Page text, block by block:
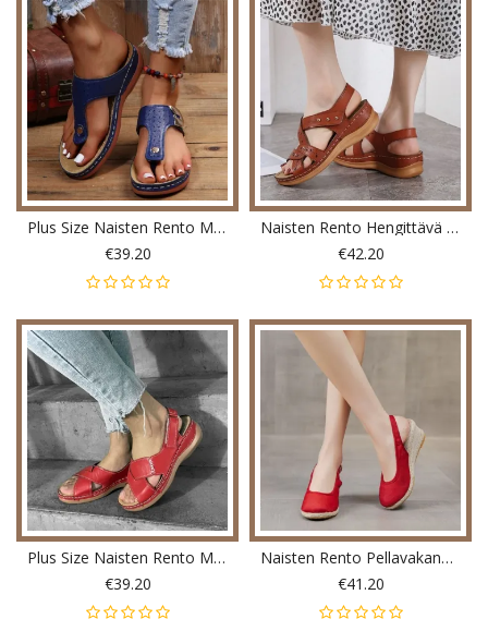
Plus Size Naisten Rento Mukava Kesäloma Clip Varvas Käsintehdyt Tikkauskiilat Tossut
€39.20
Naisten Rento Hengittävä Ontto Koukkusilmukka Kesäloma Käsintehdyt Tikkauskiilat Sandaalit
€42.20
Plus Size Naisten Rento Mukavat Hook Loop Kesäloma Käsintehdyt Tikkauskiilat Sandaalit
€39.20
Naisten Rento Pellavakangas Espadrillit Wedges-Kengät
€41.20